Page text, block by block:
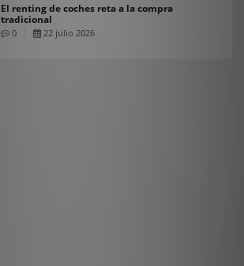
El renting de coches reta a la compra
tradicional
0 22 julio 2026